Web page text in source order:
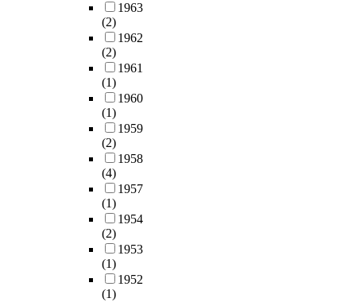
1963
(2)
1962
(2)
1961
(1)
1960
(1)
1959
(2)
1958
(4)
1957
(1)
1954
(2)
1953
(1)
1952
(1)